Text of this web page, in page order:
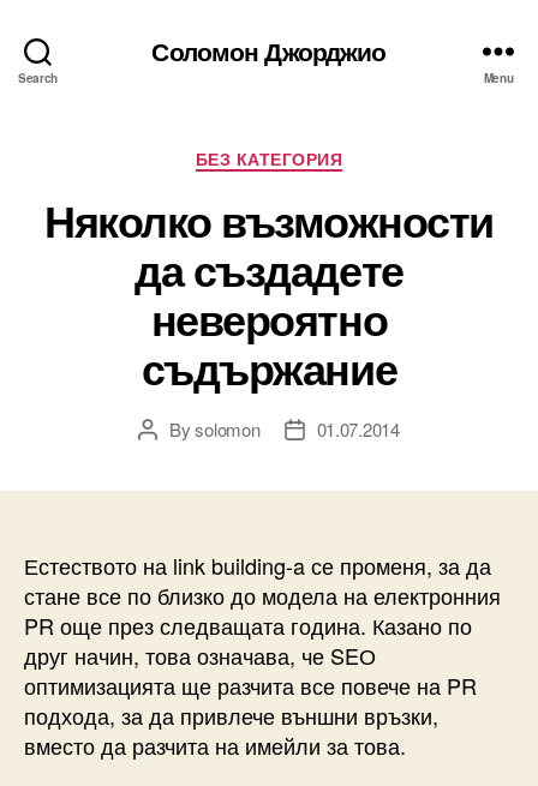
Search
Соломон Джорджио
Menu
Categories
БЕЗ КАТЕГОРИЯ
Няколко възможности
да създадете
невероятно
съдържание
PostBysolomon
Post01.07.2014
Естеството на link building-a се променя, за да
стане все по близко до модела на електронния
PR още през следващата година. Казано по
друг начин, това означава, че SEО
оптимизацията ще разчита все повече на PR
подхода, за да привлече външни връзки,
вместо да разчита на имейли за това.